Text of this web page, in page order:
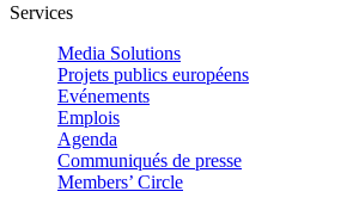
Services
Media Solutions
Projets publics européens
Evénements
Emplois
Agenda
Communiqués de presse
Members’ Circle